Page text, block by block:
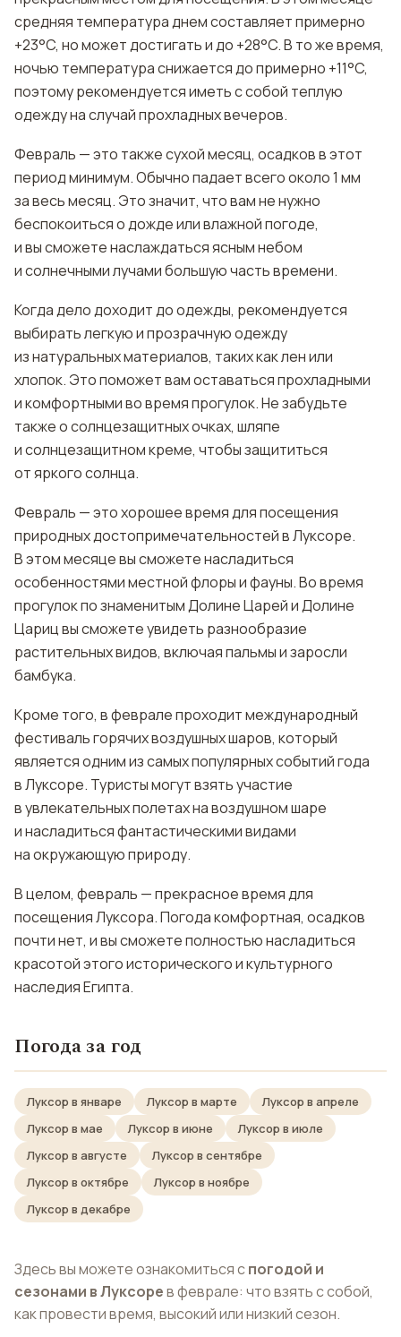
средняя температура днем составляет примерно
+23°C, но может достигать и до +28°C. В то же время,
ночью температура снижается до примерно +11°C,
поэтому рекомендуется иметь с собой теплую
одежду на случай прохладных вечеров.
Февраль — это также сухой месяц, осадков в этот
период минимум. Обычно падает всего около 1 мм
за весь месяц. Это значит, что вам не нужно
беспокоиться о дожде или влажной погоде,
и вы сможете наслаждаться ясным небом
и солнечными лучами большую часть времени.
Когда дело доходит до одежды, рекомендуется
выбирать легкую и прозрачную одежду
из натуральных материалов, таких как лен или
хлопок. Это поможет вам оставаться прохладными
и комфортными во время прогулок. Не забудьте
также о солнцезащитных очках, шляпе
и солнцезащитном креме, чтобы защититься
от яркого солнца.
Февраль — это хорошее время для посещения
природных достопримечательностей в Луксоре.
В этом месяце вы сможете насладиться
особенностями местной флоры и фауны. Во время
прогулок по знаменитым Долине Царей и Долине
Цариц вы сможете увидеть разнообразие
растительных видов, включая пальмы и заросли
бамбука.
Кроме того, в феврале проходит международный
фестиваль горячих воздушных шаров, который
является одним из самых популярных событий года
в Луксоре. Туристы могут взять участие
в увлекательных полетах на воздушном шаре
и насладиться фантастическими видами
на окружающую природу.
В целом, февраль — прекрасное время для
посещения Луксора. Погода комфортная, осадков
почти нет, и вы сможете полностью насладиться
красотой этого исторического и культурного
наследия Египта.
Погода за год
Луксор в январе Луксор в марте
Луксор в апреле
Луксор в мае
Луксор в июне
Луксор в июле
Луксор в августе
Луксор в сентябре
Луксор в октябре
Луксор в ноябре
Луксор в декабре
Здесь вы можете ознакомиться спогодой и
сезонами в Луксорев феврале: что взять с собой,
как провести время, высокий или низкий сезон.